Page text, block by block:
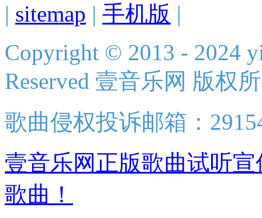
| sitemap | 手机版 |
Copyright © 2013 - 2024
Reserved 壹音乐网 版权
歌曲侵权投诉邮箱：
壹音乐网正版歌曲试听
歌曲！